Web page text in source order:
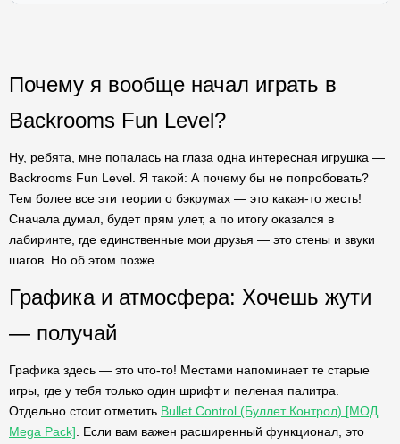
Почему я вообще начал играть в
Backrooms Fun Level?
Ну, ребята, мне попалась на глаза одна интересная игрушка —
Backrooms Fun Level. Я такой: А почему бы не попробовать?
Тем более все эти теории о бэкрумах — это какая-то жесть!
Сначала думал, будет прям улет, а по итогу оказался в
лабиринте, где единственные мои друзья — это стены и звуки
шагов. Но об этом позже.
Графика и атмосфера: Хочешь жути
— получай
Графика здесь — это что-то! Местами напоминает те старые
игры, где у тебя только один шрифт и пеленая палитра.
Отдельно стоит отметить Bullet Control (Буллет Контрол) [МОД
Mega Pack] . Если вам важен расширенный функционал, это